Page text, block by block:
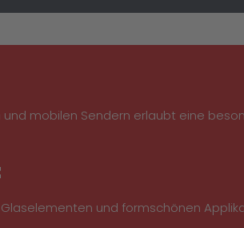
mobilen Sendern erlaubt eine
Glaselementen und formschönen